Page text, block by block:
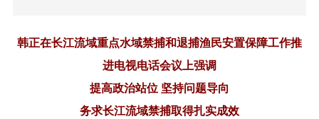
韩正在长江流域重点水域禁捕和退捕渔民安置保障工作推
进电视电话会议上强调
提高政治站位 坚持问题导向
务求长江流域禁捕取得扎实成效